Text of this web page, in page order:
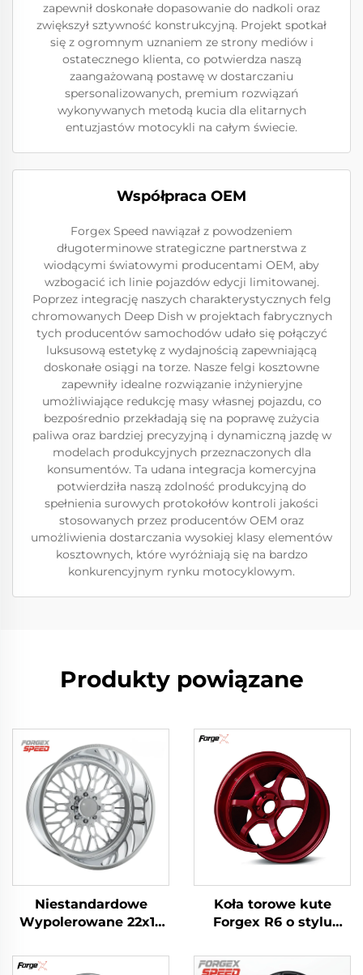
zapewnił doskonałe dopasowanie do nadkoli oraz
zwiększył sztywność konstrukcyjną. Projekt spotkał
się z ogromnym uznaniem ze strony mediów i
ostatecznego klienta, co potwierdza naszą
zaangażowaną postawę w dostarczaniu
spersonalizowanych, premium rozwiązań
wykonywanych metodą kucia dla elitarnych
entuzjastów motocykli na całym świecie.
Współpraca OEM
Forgex Speed nawiązał z powodzeniem
długoterminowe strategiczne partnerstwa z
wiodącymi światowymi producentami OEM, aby
wzbogacić ich linie pojazdów edycji limitowanej.
Poprzez integrację naszych charakterystycznych felg
chromowanych Deep Dish w projektach fabrycznych
tych producentów samochodów udało się połączyć
luksusową estetykę z wydajnością zapewniającą
doskonałe osiągi na torze. Nasze felgi kosztowne
zapewniły idealne rozwiązanie inżynieryjne
umożliwiające redukcję masy własnej pojazdu, co
bezpośrednio przekładają się na poprawę zużycia
paliwa oraz bardziej precyzyjną i dynamiczną jazdę w
modelach produkcyjnych przeznaczonych dla
konsumentów. Ta udana integracja komercyjna
potwierdziła naszą zdolność produkcyjną do
spełnienia surowych protokołów kontroli jakości
stosowanych przez producentów OEM oraz
umożliwienia dostarczania wysokiej klasy elementów
kosztownych, które wyróżniają się na bardzo
konkurencyjnym rynku motocyklowym.
Produkty powiązane
Niestandardowe
Wypolerowane 22x12
28x16 Cali 8x170 8x180
Koła torowe kute
Forgex R6 o stylu
nadkrokiem